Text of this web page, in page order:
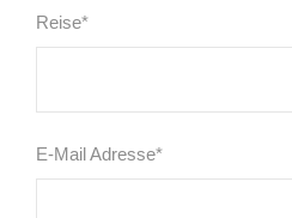
Reise*
E-Mail Adresse*